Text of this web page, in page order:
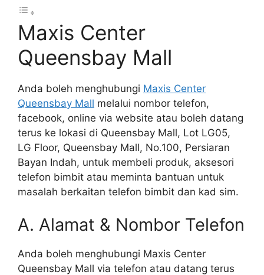
Maxis Center
Queensbay Mall
Anda boleh menghubungi Maxis Center
Queensbay Mall melalui nombor telefon,
facebook, online via website atau boleh datang
terus ke lokasi di Queensbay Mall, Lot LG05,
LG Floor, Queensbay Mall, No.100, Persiaran
Bayan Indah, untuk membeli produk, aksesori
telefon bimbit atau meminta bantuan untuk
masalah berkaitan telefon bimbit dan kad sim.
A. Alamat & Nombor Telefon
Anda boleh menghubungi Maxis Center
Queensbay Mall via telefon atau datang terus